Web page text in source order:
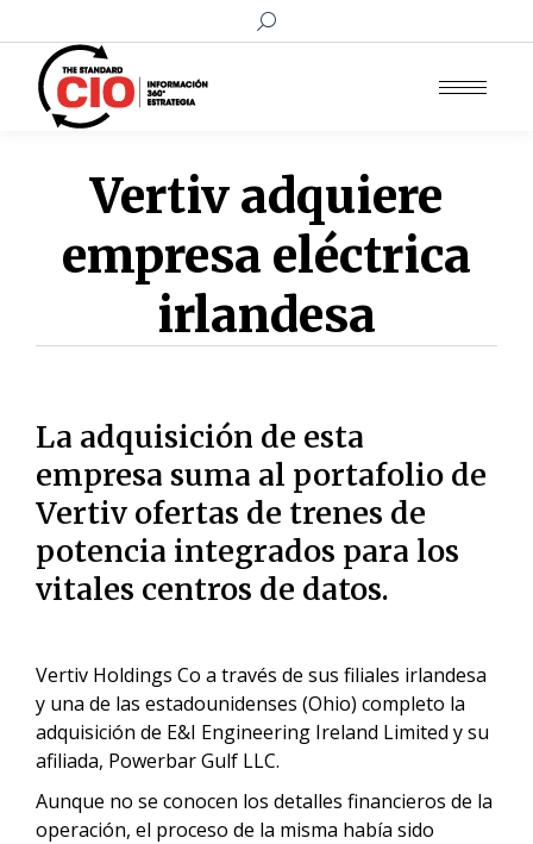
Buscar:
Vertiv adquiere
empresa eléctrica
irlandesa
La adquisición de esta
empresa suma al portafolio de
Vertiv ofertas de trenes de
potencia integrados para los
vitales centros de datos.
Vertiv Holdings Co a través de sus filiales irlandesa
y una de las estadounidenses (Ohio) completo la
adquisición de E&I Engineering Ireland Limited y su
afiliada, Powerbar Gulf LLC.
Aunque no se conocen los detalles financieros de la
operación, el proceso de la misma había sido